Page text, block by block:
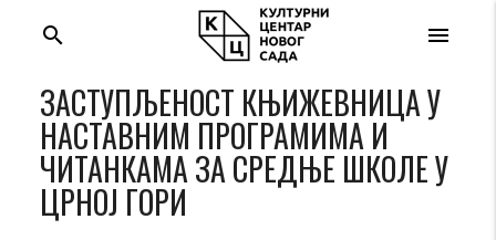
menu
search
ЗАСТУПЉЕНОСТ КЊИЖЕВНИЦА У
НАСТАВНИМ ПРОГРАМИМА И
ЧИТАНКАМА ЗА СРЕДЊЕ ШКОЛЕ У
ЦРНОЈ ГОРИ